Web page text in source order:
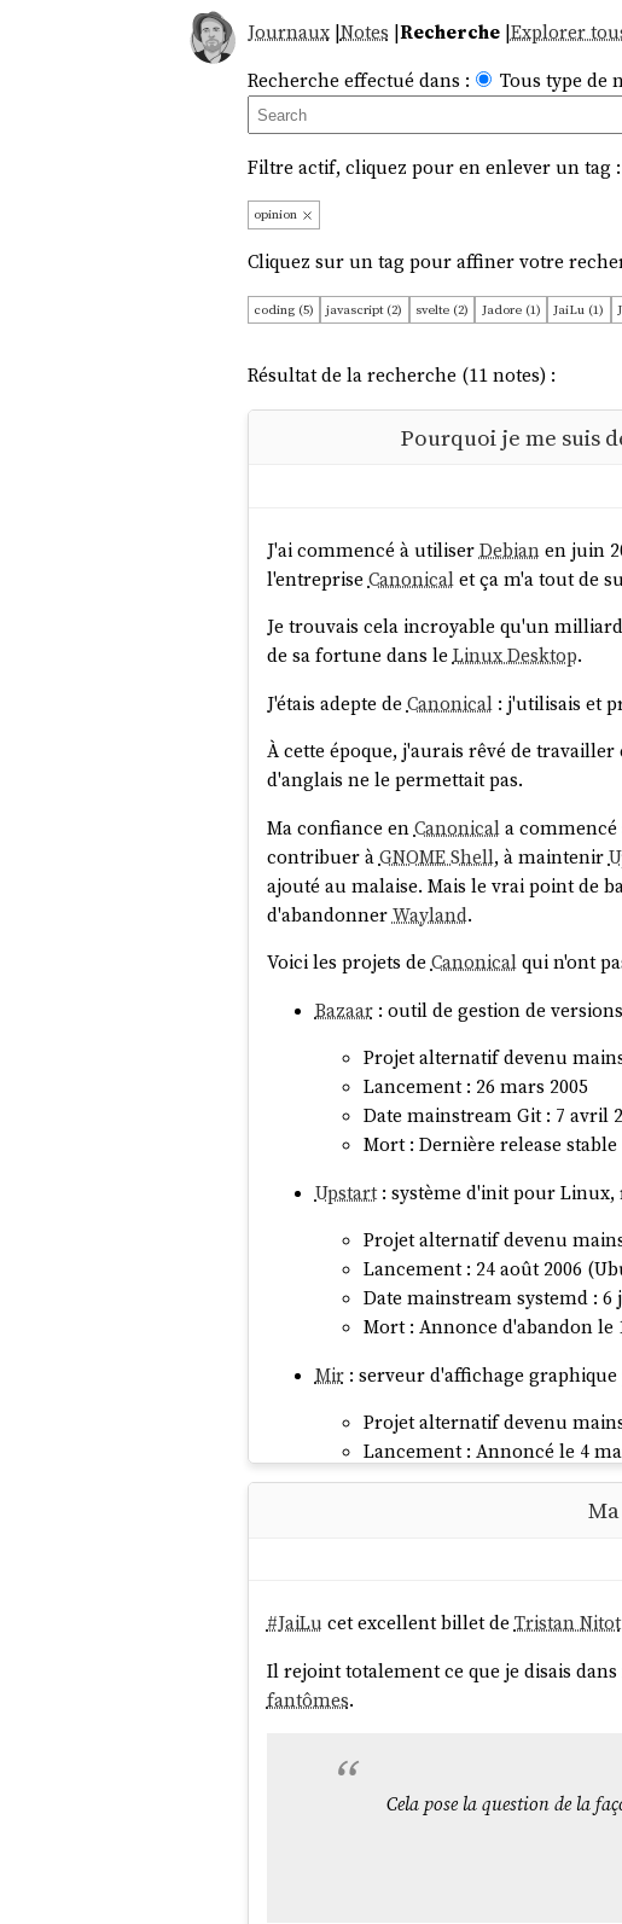
Journaux|Notes |Recherche|Explorer
Recherche effectué dans :
Tous type de
Filtre actif, cliquez pour en enlever un tag :
opinion
Cliquez sur un tag pour affiner votre
coding (5) javascript (2) svelte (2) Jadore (1) JaiLu (1)
routing (1)
stigmergie (1) typescript (1) écologie (1)
Résultat de la recherche (11 notes) :
Pourquoi je me suis
J'ai commencé à utiliserDebianen juin
l'entreprise Canonicalet ça m'a tout de
Je trouvais cela incroyable qu'un
de sa fortune dans leLinux Desktop.
J'étais adepte de Canonical: j'utilisais et
À cette époque, j'aurais rêvé de
d'anglais ne le permettait pas.
Ma confiance enCanonicala commencé
contribuer àGNOME Shell, à maintenir
ajouté au malaise. Mais le vrai point de
d'abandonnerWayland.
Voici les projets deCanonicalqui n'ont
Bazaar: outil de gestion de
Projet alternatif devenu
Lancement : 26 mars 2005
Date mainstream Git : 7 avril
Mort : Dernière release
Upstart: système d'init pour Linux,
Projet alternatif devenu
Lancement : 24 août 2006
Date mainstream systemd : 6
Mort : Annonce d'abandon le
Mir: serveur d'affichage
Projet alternatif devenu
Lancement : Annoncé le 4
Date mainstream Wayland :
Mort (desktop) : 5 avril 2017
: environnement de bureau
Lancement : ~2010 (Ubuntu
Date mainstream GNOME
Lancement : 2014-2016
Date mainstream Flatpak :
#JaiLu cet excellent billet deTristan Nitot
Il rejoint totalement ce que je disais dans
fantômes.
Cela pose la question de la